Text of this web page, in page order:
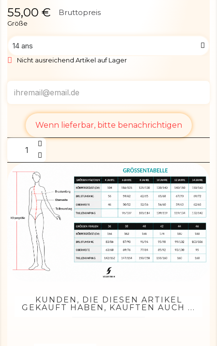
55,00 € Bruttopreis
Größe
Nicht ausreichend Artikel auf Lager
Wenn lieferbar, bitte benachrichtigen
KUNDEN, DIE DIESEN ARTIKEL
GEKAUFT HABEN, KAUFTEN AUCH ...